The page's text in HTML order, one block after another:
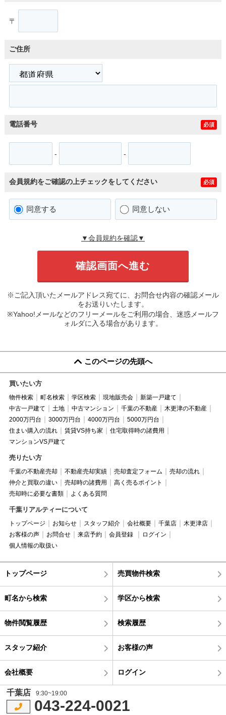
〒
ご住所
電話番号 必須
- -
会員規約をご確認の上チェックをしてください 必須
同意する 同意しない
▼会員規約を確認▼
※ご記入頂いたメールアドレス宛てに、お問合せ内容の確認メール
をお送りいたします。
※Yahoo!メールなどのフリーメールをご利用の場合、迷惑メールフ
ォルダに入る場合があります。
このページの先頭へ
買いたい方
物件検索 町名検索 学区検索 現地販売会
新築一戸建て
中古一戸建て
土地 中古マンション 千葉の不動産
木更津の不動産
2000万円台
3000万円台 4000万円台
5000万円台
住まい購入の流れ
賃貸VS持ち家
住宅取得時の諸費用
マンションVS戸建て
売りたい方
千葉の不動産売却 不動産売却実績 売却査定フォーム
売却の流れ
仲介と買取の違い
売却時の諸費用
高く売るポイント
売却時に必要な書類
よくある質問
千葉リアルティーについて
トップページ お知らせ スタッフ紹介 会社概要 千葉店
木更津店
お客様の声
お問合せ 来店予約 会員登録
ログイン
個人情報の取扱い
トップページ 売買物件検索
町名から検索 学区から検索
物件閲覧履歴 検索履歴
スタッフ紹介 お客様の声
会社概要 ログイン
千葉店 9:30~19:00
043-224-0021